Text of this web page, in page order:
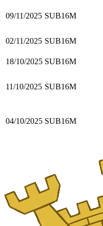
09/11/2025 SUB16M
02/11/2025 SUB16M
18/10/2025 SUB16M
11/10/2025 SUB16M
04/10/2025 SUB16M